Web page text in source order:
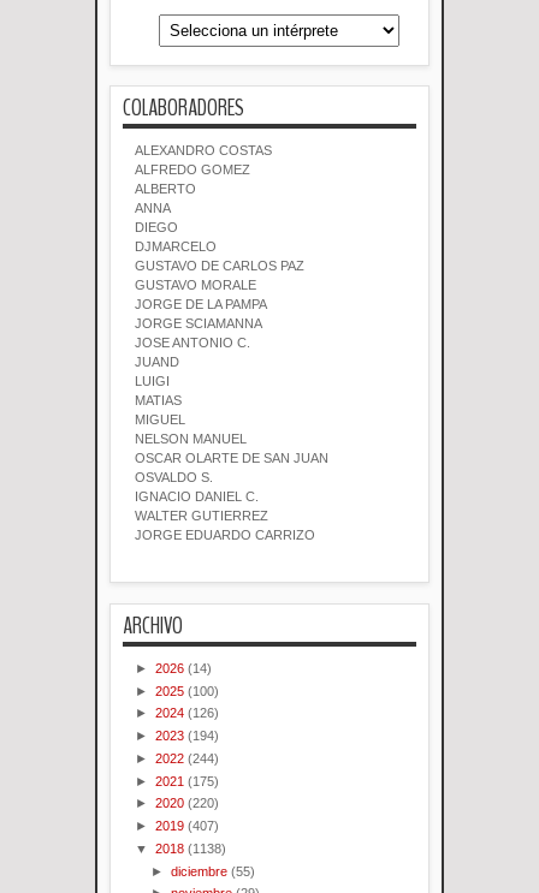
COLABORADORES
ALEXANDRO COSTAS
ALFREDO GOMEZ
ALBERTO
ANNA
DIEGO
DJMARCELO
GUSTAVO DE CARLOS PAZ
GUSTAVO MORALE
JORGE DE LA PAMPA
JORGE SCIAMANNA
JOSE ANTONIO C.
JUAND
LUIGI
MATIAS
MIGUEL
NELSON MANUEL
OSCAR OLARTE DE SAN JUAN
OSVALDO S.
IGNACIO DANIEL C.
WALTER GUTIERREZ
JORGE EDUARDO CARRIZO
ARCHIVO
► 2026 (14)
► 2025 (100)
► 2024 (126)
► 2023 (194)
► 2022 (244)
► 2021 (175)
► 2020 (220)
► 2019 (407)
▼ 2018 (1138)
►diciembre (55)